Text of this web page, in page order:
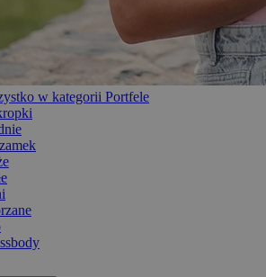
w kategorii Portfele